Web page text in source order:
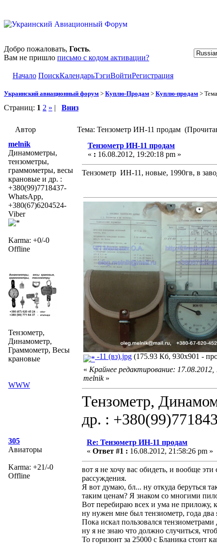
Добро пожаловать, Гость.
Вам не пришло письмо с кодом активации?
Начало ПоискКалендарьТэгиВойтиРегистрация
Украинский авиационный форум > Куплю-Продам > Куплю-продам >
Страниц: 1 2 » | Вниз
Автор
Тема: Тензометр ИН-11 продам
melnik
Динамометры,
тензометры,
граммометры, весы
крановые и др. :
+380(99)7718437-
WhatsApp,
+380(67)6204524-
Viber
Karma: +0/-0
Offline
Тензометр,
Динамометр,
Граммометр, Весы
крановые
WWW
Тензометр ИН-11 продам
« : 16.08.2012, 19:20:18 pm »
Тензометр ИН-11, новые, 1990гв, в
-11 (вз).jpg (175.93 Кб, 930x901 -
« Крайнее редактирование:
melnik»
Тензометр,
др. :
305
Авиаторы
Karma: +21/-0
Offline
Re: Тензометр ИН-11 продам
« Ответ #1 : 16.08.2012, 21:58:26 pm »
вот я не хочу вас обидеть, и вообще
рассуждения.
Я вот думаю, бл... ну откуда беруться
таким ценам? Я знаком со многими
Вот перебираю всех и ума не приложу,
ну нужен мне был тензиометр, года
Пока искал пользовался
ну я не знаю что должно случиться,
То горизонт за 25000 с Бланика стоит